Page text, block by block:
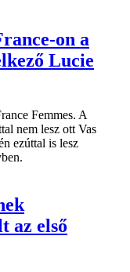
on a
Lucie
Femmes. A
nem lesz ott Vas
ezúttal is lesz
az első